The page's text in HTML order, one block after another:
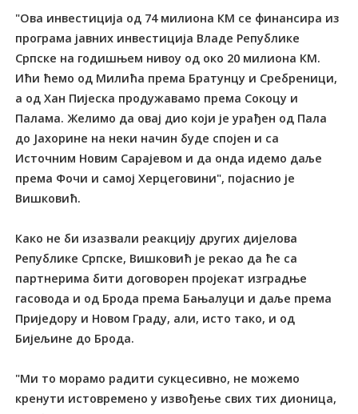
"Ова инвестиција од 74 милиона КМ се финансира из
програма јавних инвестиција Владе Републике
Српске на годишњем нивоу од око 20 милиона КМ.
Ићи ћемо од Милића према Братунцу и Сребреници,
а од Хан Пијеска продужавамо према Сокоцу и
Палама. Желимо да овај дио који је урађен од Пала
до Јахорине на неки начин буде спојен и са
Источним Новим Сарајевом и да онда идемо даље
према Фочи и самој Херцеговини", појаснио је
Вишковић.
Како не би изазвали реакцију других дијелова
Републике Српске, Вишковић је рекао да ће са
партнерима бити договорен пројекат изградње
гасовода и од Брода према Бањалуци и даље према
Приједору и Новом Граду, али, исто тако, и од
Бијељине до Брода.
"Ми то морамо радити сукцесивно, не можемо
кренути истовремено у извођење свих тих дионица,